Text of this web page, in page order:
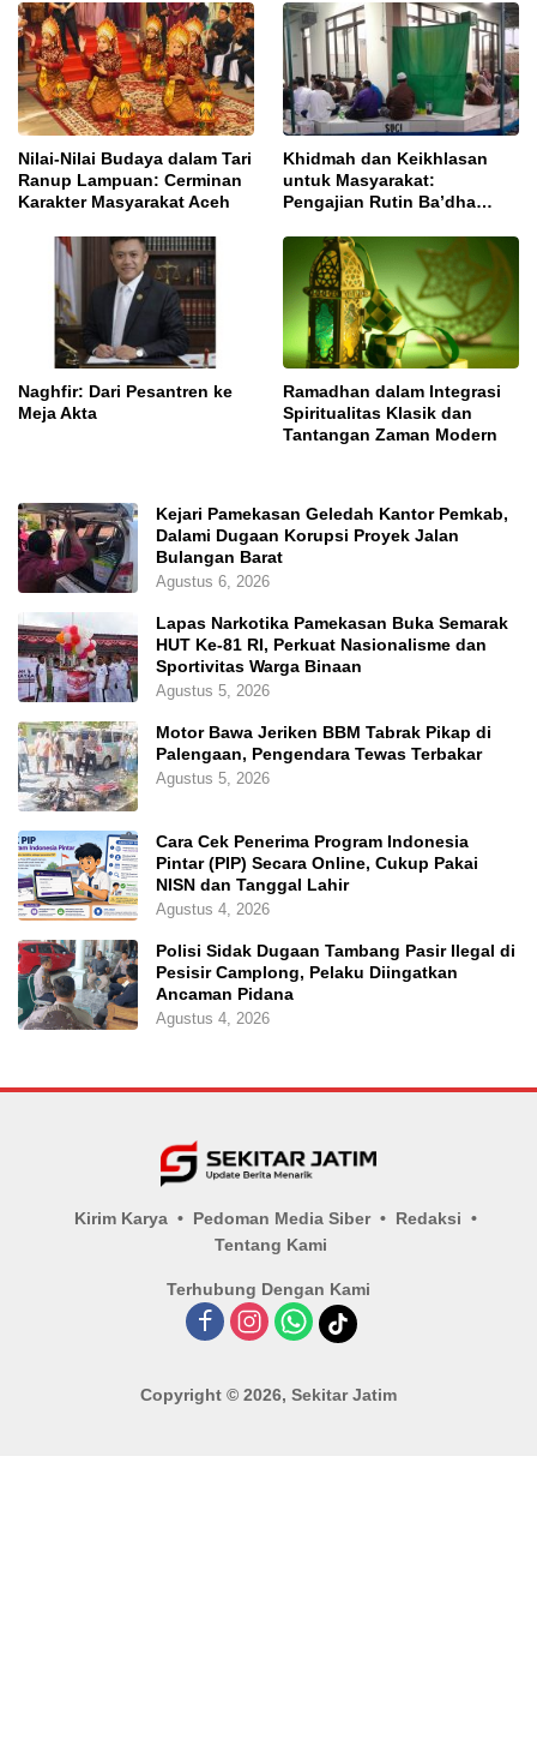
Nilai-Nilai Budaya dalam Tari
Ranup Lampuan: Cerminan
Karakter Masyarakat Aceh
Khidmah dan Keikhlasan
untuk Masyarakat:
Pengajian Rutin Ba’dha
Naghfir: Dari Pesantren ke
Meja Akta
Ramadhan dalam Integrasi
Spiritualitas Klasik dan
Tantangan Zaman Modern
Kejari Pamekasan Geledah Kantor Pemkab,
Dalami Dugaan Korupsi Proyek Jalan
Bulangan Barat
Agustus 6, 2026
Lapas Narkotika Pamekasan Buka Semarak
HUT Ke-81 RI, Perkuat Nasionalisme dan
Sportivitas Warga Binaan
Agustus 5, 2026
Motor Bawa Jeriken BBM Tabrak Pikap di
Palengaan, Pengendara Tewas Terbakar
Agustus 5, 2026
Cara Cek Penerima Program Indonesia
Pintar (PIP) Secara Online, Cukup Pakai
NISN dan Tanggal Lahir
Agustus 4, 2026
Polisi Sidak Dugaan Tambang Pasir Ilegal di
Pesisir Camplong, Pelaku Diingatkan
Ancaman Pidana
Agustus 4, 2026
Kirim Karya Pedoman Media Siber
Redaksi
Tentang Kami
Terhubung Dengan Kami
Copyright © 2026, Sekitar Jatim